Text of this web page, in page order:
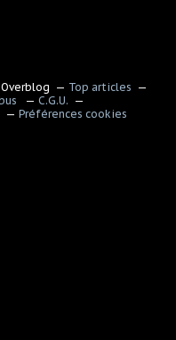
Top articles
C.G.U.
Préférences cookies